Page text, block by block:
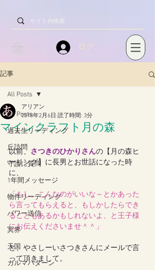
ログイン
記事
All Posts
過去生リーディング
丘訪問
守護に質問
1年間メッセージ
物件リーディング
パワー送信
冥界
天国
カルマパターン
All Posts
マインクラフト月の森
アリアン
2018年2月6日 読了時間: 3分
以前、 さつきのひかりさんの【月の森ヒ
ーリング】に長男とお世話になった時
に、
「もし、こんなのがいいな～とかあった
ら言ってもらえると、もしかしたらでき
ることもあるかもしれないよ、と王子様
にお伝えくださいませ＾＾」
と、やさしーいさつきさんにメールで言
って頂きまして。